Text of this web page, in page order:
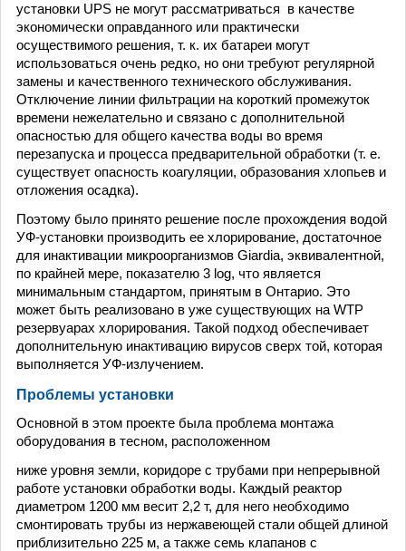
установки UPS не могут рассматриваться в качестве
экономически оправданного или практически
осуществимого решения, т. к. их батареи могут
использоваться очень редко, но они требуют регулярной
замены и качественного технического обслуживания.
Отключение линии фильтрации на короткий промежуток
времени нежелательно и связано с дополнительной
опасностью для общего качества воды во время
перезапуска и процесса предварительной обработки (т. е.
существует опасность коагуляции, образования хлопьев и
отложения осадка).
Поэтому было принято решение после прохождения водой
УФ-установки производить ее хлорирование, достаточное
для инактивации микроорганизмов Giardia, эквивалентной,
по крайней мере, показателю 3 log, что является
минимальным стандартом, принятым в Онтарио. Это
может быть реализовано в уже существующих на WTP
резервуарах хлорирования. Такой подход обеспечивает
дополнительную инактивацию вирусов сверх той, которая
выполняется УФ-излучением.
Проблемы установки
Основной в этом проекте была проблема монтажа
оборудования в тесном, расположенном
ниже уровня земли, коридоре с трубами при непрерывной
работе установки обработки воды. Каждый реактор
диаметром 1200 мм весит 2,2 т, для него необходимо
смонтировать трубы из нержавеющей стали общей длиной
приблизительно 225 м, а также семь клапанов с